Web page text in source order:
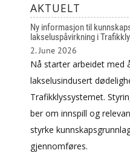
AKTUELT
Ny informasjon til
lakseluspåvirkning i
2. June 2026
Nå starter arbeidet med
lakselusindusert
Trafikklyssystemet.
ber om innspill og
styrke
gjennomføres.